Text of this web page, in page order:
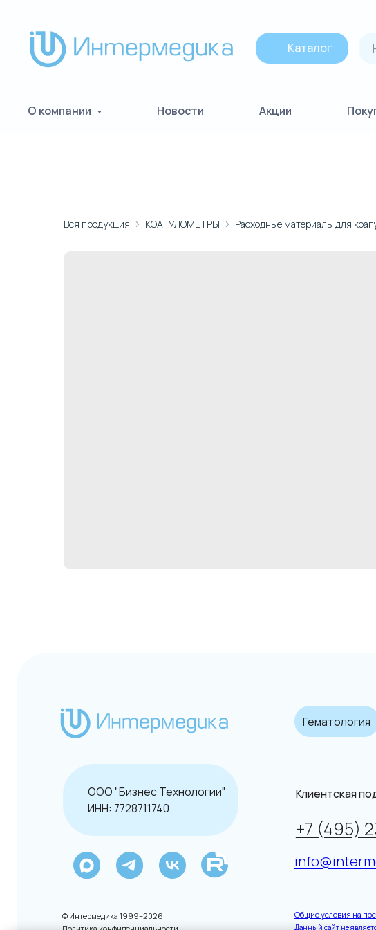
Каталог
О компании Новости Акции
Вся продукция КОАГУЛОМЕТРЫ
ООО "Бизнес Технологии"
ИНН: 7728711740
© Интермедика 1999–2026
Политика конфиденциальности
Клиентская поддержка:
+7 (495) 232-
Данный сайт не является СМИ.